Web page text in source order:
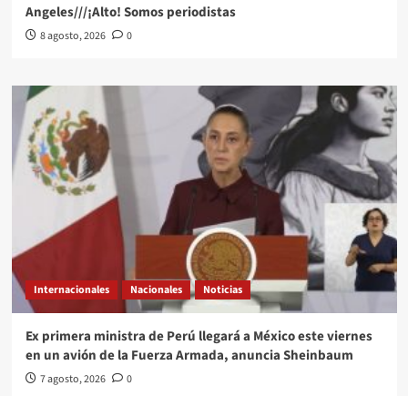
Angeles///¡Alto! Somos periodistas
8 agosto, 2026 0
Internacionales Nacionales Noticias
Ex primera ministra de Perú llegará a México este viernes
en un avión de la Fuerza Armada, anuncia Sheinbaum
7 agosto, 2026 0